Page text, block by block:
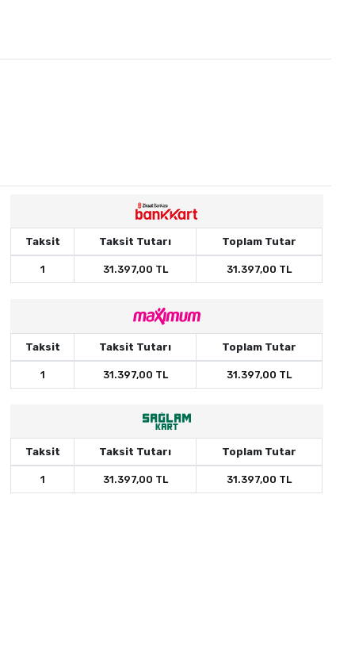
Taksit Taksit Tutarı Toplam Tutar
1 31.397,00 TL 31.397,00 TL
Taksit Taksit Tutarı Toplam Tutar
1 31.397,00 TL 31.397,00 TL
Taksit Taksit Tutarı Toplam Tutar
1 31.397,00 TL 31.397,00 TL